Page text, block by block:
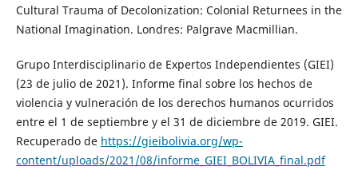
Cultural Trauma of Decolonization: Colonial Returnees in the
National Imagination. Londres: Palgrave Macmillian.
Grupo Interdisciplinario de Expertos Independientes (GIEI)
(23 de julio de 2021). Informe final sobre los hechos de
violencia y vulneración de los derechos humanos ocurridos
entre el 1 de septiembre y el 31 de diciembre de 2019. GIEI.
Recuperado de https://gieibolivia.org/wp-
content/uploads/2021/08/informe_GIEI_BOLIVIA_final.pdf